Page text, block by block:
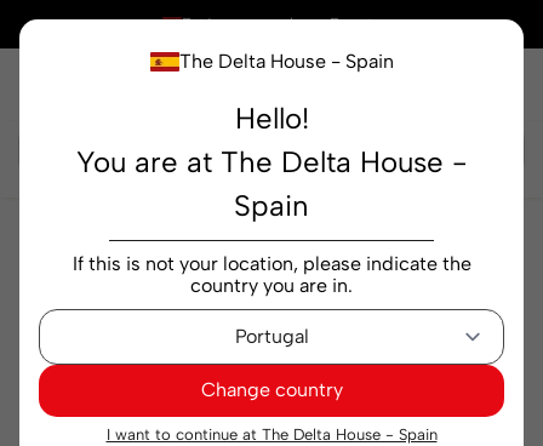
The Delta House - Spain
Hello!
You are at The Delta House -
Spain
If this is not your location, please indicate the
country you are in.
Change country
I want to continue at The Delta House - Spain
× Está comprando en España
Alimentación Pickles
Pickles Qampo tarro 200